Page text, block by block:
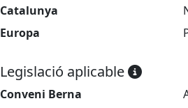
Catalunya
Europa
Legislació aplicable
Conveni Berna